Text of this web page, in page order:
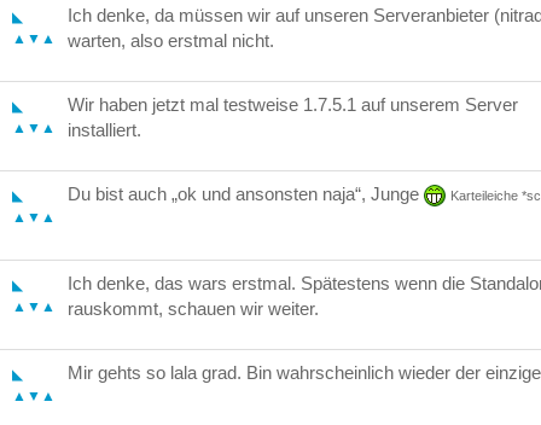
◣
▲▼▲
Ich denke, da müssen wir auf unseren Serveranbieter
warten, also erstmal nicht.
◣
▲▼▲
Wir haben jetzt mal testweise 1.7.5.1 auf unserem Server
installiert.
◣
▲▼▲
Du bist auch „ok und ansonsten naja“, Junge Karteileiche
◣
▲▼▲
Ich denke, das wars erstmal. Spätestens wenn die
rauskommt, schauen wir weiter.
◣
▲▼▲
Mir gehts so lala grad. Bin wahrscheinlich wieder der